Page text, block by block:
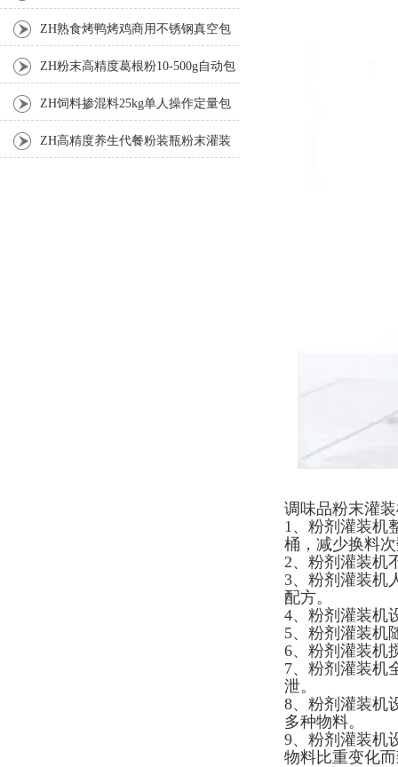
调味品粉末灌
1、粉剂灌装机
桶，减少换料
2、粉剂灌装机
3、粉剂灌装机
配方。
4、粉剂灌装机
5、粉剂灌装机
6、粉剂灌装机
7、粉剂灌装机
泄。
8、粉剂灌装机
多种物料。
9、粉剂灌装机
物料比重变化
ZH熟食烤鸭烤鸡商用不锈钢真空包
装机 ZH粉末高精度葛根粉10-500g自动包
装机 ZH饲料掺混料25kg单人操作定量包
装机 ZH高精度养生代餐粉装瓶粉末灌装